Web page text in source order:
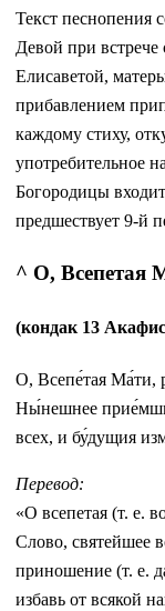
Текст песнопения
Девой при
Елисаветой,
прибавлением
каждому стиху,
употребительное
Богородицы
предшествует 9-й
^ О, Всепетая
(кондак 13
О, Всепе́тая Ма́ти,
Ны́нешнее
всех, и бу́дущия
Перевод:
«О всепетая (т. е.
Слово, святейшее
приношение (т. е.
избавь от всякой